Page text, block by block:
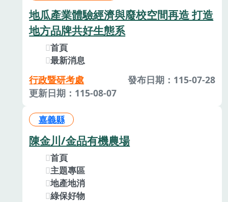
地瓜產業體驗經濟與廢校空間再造 打造
地方品牌共好生態系
首頁
最新消息
行政暨研考處
發布日期：115-07-28
更新日期：115-08-07
嘉義縣
陳金川/金品有機農場
首頁
主題專區
地產地消
綠保好物